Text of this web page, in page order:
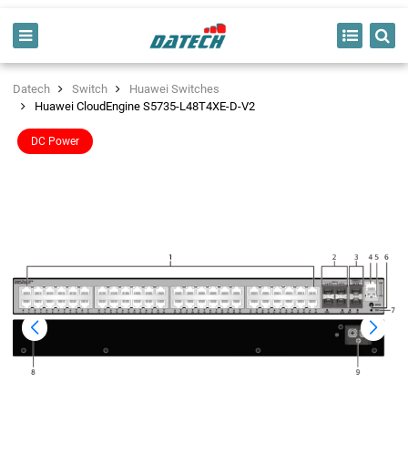
Datech Switch
Huawei Switches
Huawei CloudEngine S5735-L48T4XE-D-V2
DC Power